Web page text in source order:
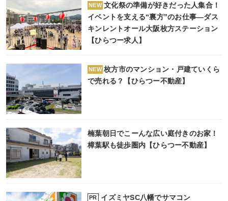
NEW 文化祭の準備が好きだった人集合！
イベントを支える“裏方”のお仕事―ダス
キンレントオール大阪枚方ステーション
【ひらつー求人】
NEW 枚方市のマンション・戸建ていくら
で売れる？【ひらつー不動産】
楠葉朝日でこーんな広い庭付きのお家！
樟葉駅も徒歩圏内【ひらつー不動産】
PR イズミヤSC八幡でサマコン